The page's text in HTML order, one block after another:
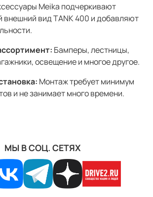
Meika подчеркивают
вид TANK 400 и добавляют
Бамперы, лестницы,
освещение и многое другое.
Монтаж требует минимум
и не занимает много времени.
МЫ В СОЦ. СЕТЯХ